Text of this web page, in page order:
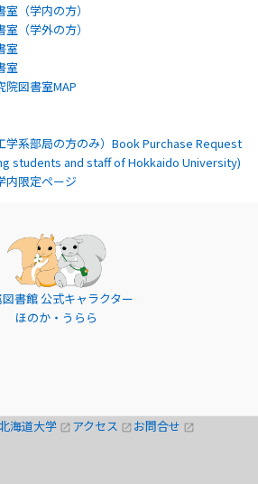
（学内の方）
（学外の方）
室
室
院図書室MAP
学系部局の方のみ）Book Purchase Request
students and staff of Hokkaido University)
内限定ページ
図書館 公式キャラクター
ほのか・うらら
海道大学 open_in_newアクセス open_in_newお問合せ open_in_new